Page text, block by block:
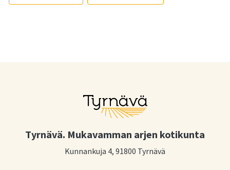
Tyrnävä. Mukavamman arjen kotikunta
Kunnankuja 4, 91800 Tyrnävä